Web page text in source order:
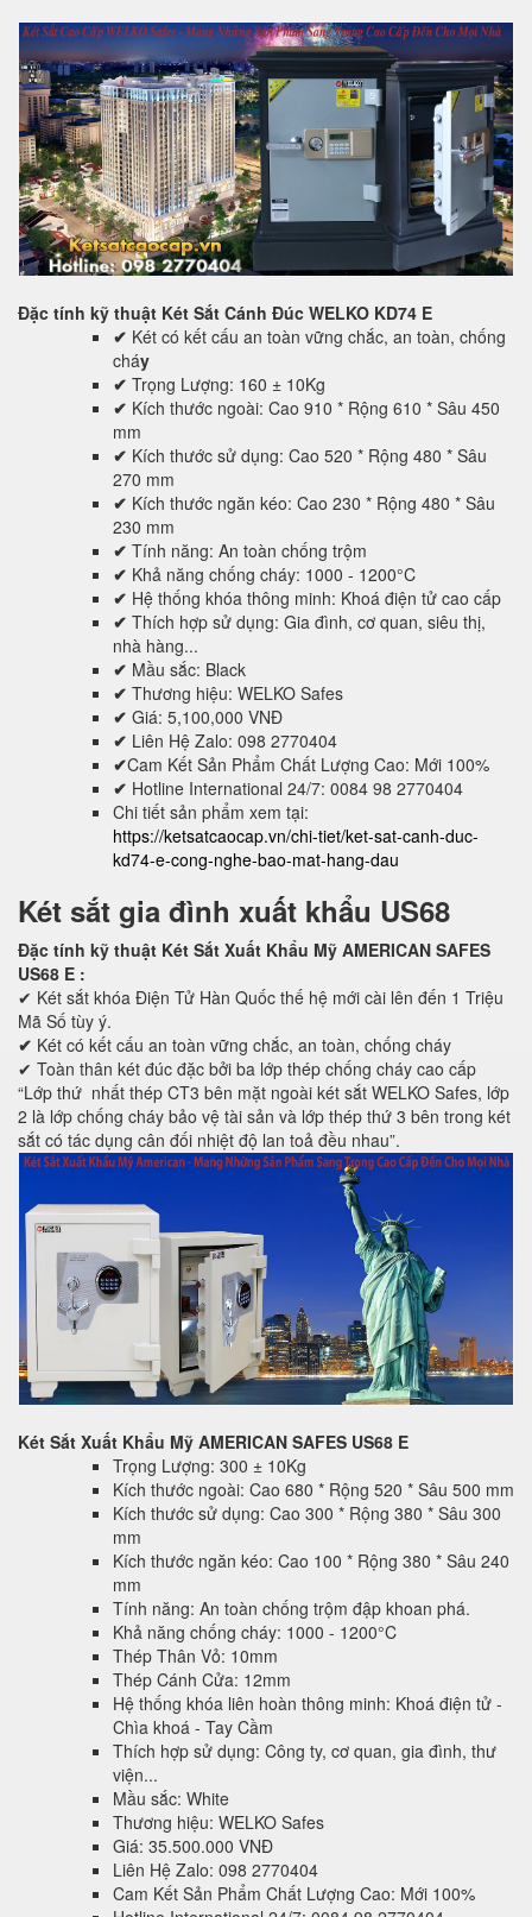
Đặc tính kỹ thuật Két Sắt Cánh Đúc WELKO KD74 E
✔ Két có kết cấu an toàn vững chắc, an toàn, chống
cháy
✔ Trọng Lượng: 160 ± 10Kg
✔ Kích thước ngoài: Cao 910 * Rộng 610 * Sâu 450
mm
✔ Kích thước sử dụng: Cao 520 * Rộng 480 * Sâu
270 mm
✔ Kích thước ngăn kéo: Cao 230 * Rộng 480 * Sâu
230 mm
✔ Tính năng: An toàn chống trộm
✔ Khả năng chống cháy: 1000 - 1200°C
✔ Hệ thống khóa thông minh: Khoá điện tử cao cấp
✔ Thích hợp sử dụng: Gia đình, cơ quan, siêu thị,
nhà hàng...
✔ Mầu sắc: Black
✔ Thương hiệu: WELKO Safes
✔ Giá: 5,100,000 VNĐ
✔ Liên Hệ Zalo: 098 2770404
✔Cam Kết Sản Phẩm Chất Lượng Cao: Mới 100%
✔ Hotline International 24/7: 0084 98 2770404
Chi tiết sản phẩm xem tại:
https://ketsatcaocap.vn/chi-tiet/ket-sat-canh-duc-
kd74-e-cong-nghe-bao-mat-hang-dau
Két sắt gia đình xuất khẩu US68
Đặc tính kỹ thuật Két Sắt Xuất Khẩu Mỹ AMERICAN SAFES
US68 E :
✔ Két sắt khóa Điện Tử Hàn Quốc thế hệ mới cài lên đến 1 Triệu
Mã Số tùy ý.
✔ Két có kết cấu an toàn vững chắc, an toàn, chống cháy
✔ Toàn thân két đúc đặc bởi ba lớp thép chống cháy cao cấp
“Lớp thứ nhất thép CT3 bên mặt ngoài két sắt WELKO Safes, lớp
2 là lớp chống cháy bảo vệ tài sản và lớp thép thứ 3 bên trong két
sắt có tác dụng cân đối nhiệt độ lan toả đều nhau”.
Két Sắt Xuất Khẩu Mỹ AMERICAN SAFES US68 E
Trọng Lượng: 300 ± 10Kg
Kích thước ngoài: Cao 680 * Rộng 520 * Sâu 500 mm
Kích thước sử dụng: Cao 300 * Rộng 380 * Sâu 300
mm
Kích thước ngăn kéo: Cao 100 * Rộng 380 * Sâu 240
mm
Tính năng: An toàn chống trộm đập khoan phá.
Khả năng chống cháy: 1000 - 1200°C
Thép Thân Vỏ: 10mm
Thép Cánh Cửa: 12mm
Hệ thống khóa liên hoàn thông minh: Khoá điện tử -
Chìa khoá - Tay Cầm
Thích hợp sử dụng: Công ty, cơ quan, gia đình, thư
viện...
Mầu sắc: White
Thương hiệu: WELKO Safes
Giá: 35.500.000 VNĐ
Liên Hệ Zalo: 098 2770404
Cam Kết Sản Phẩm Chất Lượng Cao: Mới 100%